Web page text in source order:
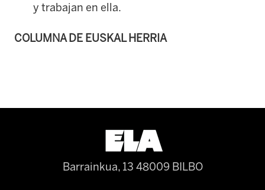
y trabajan en ella.
COLUMNA DE EUSKAL HERRIA
Barrainkua, 13 48009 BILBO